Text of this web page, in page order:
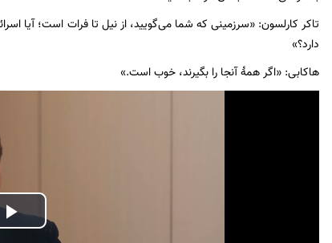
تاکر کارلسون: «سرزمینی که شما می‌گویید، از نیل تا فرات است؛ آیا
دارد؟»
هاکابی: «اگر همۀ آنجا را بگیرند، خوب است.»
Play